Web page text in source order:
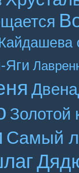
Яги
Золотой
Самый